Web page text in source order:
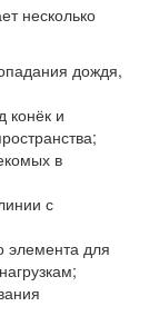
несколько
дождя,
конёк и
в
с
элемента для